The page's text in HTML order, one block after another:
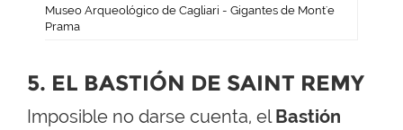
Museo Arqueológico de Cagliari - Gigantes de Mont'e
Prama
5. EL BASTIÓN DE SAINT REMY
Imposible no darse cuenta, el Bastión